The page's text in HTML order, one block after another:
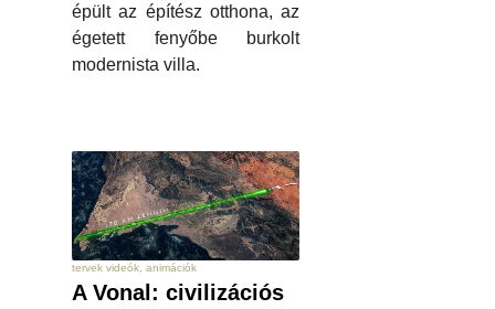
épült az építész otthona, az
égetett fenyőbe burkolt
modernista villa.
tervek videók, animációk
A Vonal: civilizációs